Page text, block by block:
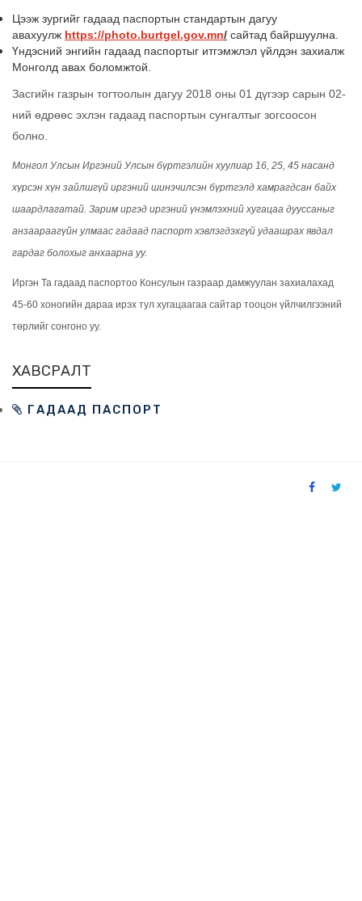
Цээж зургийг гадаад паспортын стандартын дагуу
авахуулж https://photo.burtgel.gov.mn/ сайтад байршуулна.
Үндэсний энгийн гадаад паспортыг итгэмжлэл үйлдэн захиалж
Монголд авах боломжтой.
Засгийн газрын тогтоолын дагуу 2018 оны 01 дүгээр сарын 02-
ний өдрөөс эхлэн гадаад паспортын сунгалтыг зогсоосон
болно.
Монгол Улсын Иргэний Улсын бүртгэлийн хуулиар 16, 25, 45 насанд
хүрсэн хүн зайлшгүй иргэний шинэчилсэн бүртгэлд хамрагдсан байх
шаардлагатай. Зарим иргэд иргэний үнэмлэхний хугацаа дууссаныг
анзаараагүйн улмаас гадаад паспорт хэвлэгдэхгүй удаашрах явдал
гардаг болохыг анхаарна уу.
Иргэн Та гадаад паспортоо Консулын газраар дамжуулан захиалахад
45-60 хоногийн дараа ирэх тул хугацаагаа сайтар тооцон үйлчилгээний
төрлийг сонгоно уу.
ХАВСРАЛТ
ГАДААД ПАСПОРТ